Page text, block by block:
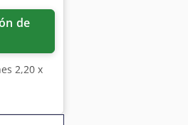
usada
2,20 x